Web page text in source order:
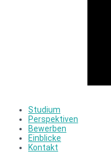
Studium
Perspektiven
Bewerben
Einblicke
Kontakt